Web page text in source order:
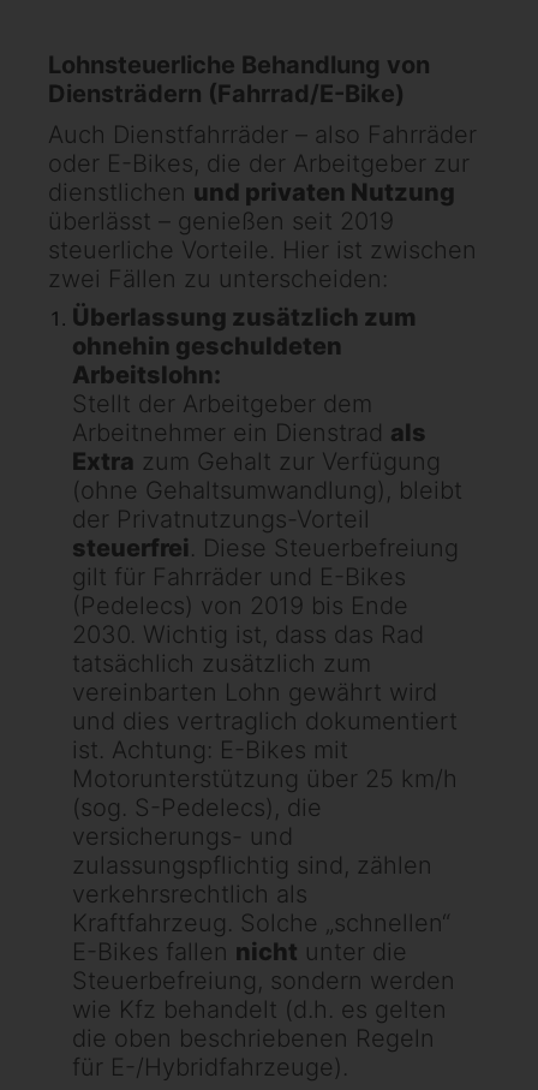
Lohnsteuerliche Behandlung von
Diensträdern (Fahrrad/E-Bike)
Auch Dienstfahrräder – also Fahrräder
oder E-Bikes, die der Arbeitgeber zur
dienstlichen und privaten Nutzung
überlässt – genießen seit 2019
steuerliche Vorteile. Hier ist zwischen
zwei Fällen zu unterscheiden:
Überlassung zusätzlich zum
ohnehin geschuldeten
Arbeitslohn:
Stellt der Arbeitgeber dem
Arbeitnehmer ein Dienstrad als
Extra zum Gehalt zur Verfügung
(ohne Gehaltsumwandlung), bleibt
der Privatnutzungs-Vorteil
steuerfrei. Diese Steuerbefreiung
gilt für Fahrräder und E-Bikes
(Pedelecs) von 2019 bis Ende
2030. Wichtig ist, dass das Rad
tatsächlich zusätzlich zum
vereinbarten Lohn gewährt wird
und dies vertraglich dokumentiert
ist. Achtung: E-Bikes mit
Motorunterstützung über 25 km/h
(sog. S-Pedelecs), die
versicherungs- und
zulassungspflichtig sind, zählen
verkehrsrechtlich als
Kraftfahrzeug. Solche „schnellen“
E-Bikes fallen nicht unter die
Steuerbefreiung, sondern werden
wie Kfz behandelt (d.h. es gelten
die oben beschriebenen Regeln
für E-/Hybridfahrzeuge).